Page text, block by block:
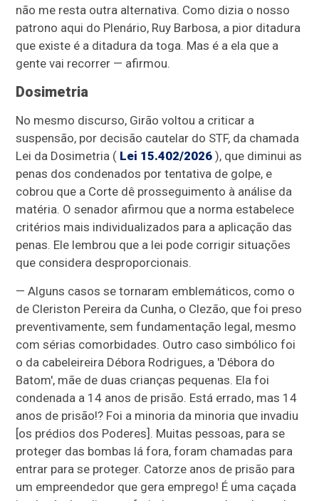
não me resta outra alternativa. Como dizia o nosso
patrono aqui do Plenário, Ruy Barbosa, a pior ditadura
que existe é a ditadura da toga. Mas é a ela que a
gente vai recorrer — afirmou.
Dosimetria
No mesmo discurso, Girão voltou a criticar a
suspensão, por decisão cautelar do STF, da chamada
Lei da Dosimetria ( Lei 15.402/2026 ), que diminui as
penas dos condenados por tentativa de golpe, e
cobrou que a Corte dê prosseguimento à análise da
matéria. O senador afirmou que a norma estabelece
critérios mais individualizados para a aplicação das
penas. Ele lembrou que a lei pode corrigir situações
que considera desproporcionais.
— Alguns casos se tornaram emblemáticos, como o
de Cleriston Pereira da Cunha, o Clezão, que foi preso
preventivamente, sem fundamentação legal, mesmo
com sérias comorbidades. Outro caso simbólico foi
o da cabeleireira Débora Rodrigues, a 'Débora do
Batom', mãe de duas crianças pequenas. Ela foi
condenada a 14 anos de prisão. Está errado, mas 14
anos de prisão!? Foi a minoria da minoria que invadiu
[os prédios dos Poderes]. Muitas pessoas, para se
proteger das bombas lá fora, foram chamadas para
entrar para se proteger. Catorze anos de prisão para
um empreendedor que gera emprego! É uma caçada